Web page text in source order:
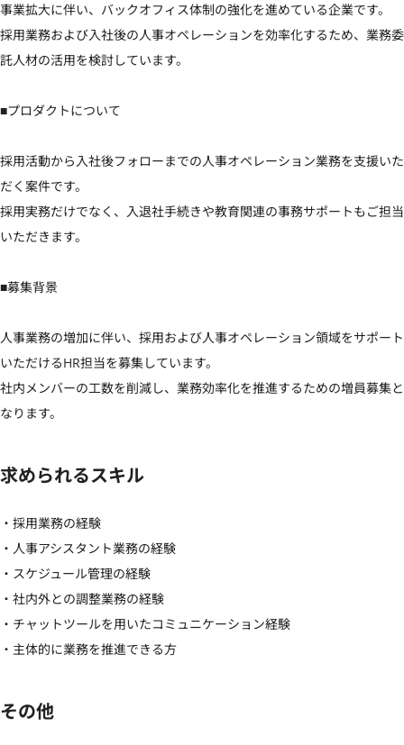
事業拡大に伴い、バックオフィス体制の強化を進めている企業です。
採用業務および入社後の人事オペレーションを効率化するため、業務委
託人材の活用を検討しています。
■プロダクトについて
採用活動から入社後フォローまでの人事オペレーション業務を支援いた
だく案件です。
採用実務だけでなく、入退社手続きや教育関連の事務サポートもご担当
いただきます。
■募集背景
人事業務の増加に伴い、採用および人事オペレーション領域をサポート
いただけるHR担当を募集しています。
社内メンバーの工数を削減し、業務効率化を推進するための増員募集と
なります。
求められるスキル
・採用業務の経験
・人事アシスタント業務の経験
・スケジュール管理の経験
・社内外との調整業務の経験
・チャットツールを用いたコミュニケーション経験
・主体的に業務を推進できる方
その他